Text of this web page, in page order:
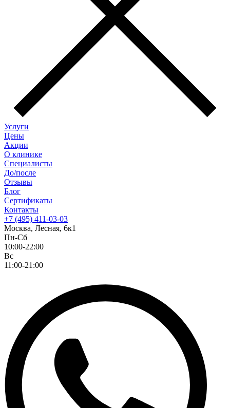
Услуги
Цены
Акции
О клинике
Специалисты
До/после
Отзывы
Блог
Сертификаты
Контакты
+7 (495) 411-03-03
Москва, Лесная, 6к1
Пн-Сб
10:00-22:00
Вс
11:00-21:00